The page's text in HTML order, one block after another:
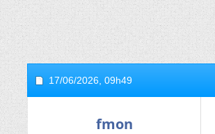
17/06/2026, 09h49
fmon